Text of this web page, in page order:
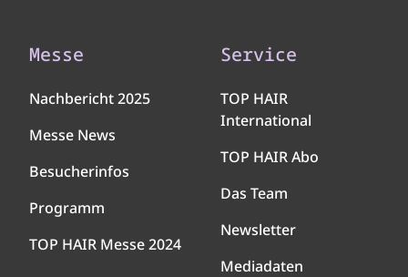
Messe
Nachbericht 2025
Messe News
Besucherinfos
Programm
TOP HAIR Messe 2024
Service
TOP HAIR
International
TOP HAIR Abo
Das Team
Newsletter
Mediadaten